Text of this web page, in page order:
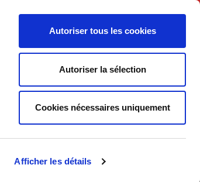
Afficher les détails
Autoriser tous les cookies
Autoriser la sélection
Cookies nécessaires uniquement
English